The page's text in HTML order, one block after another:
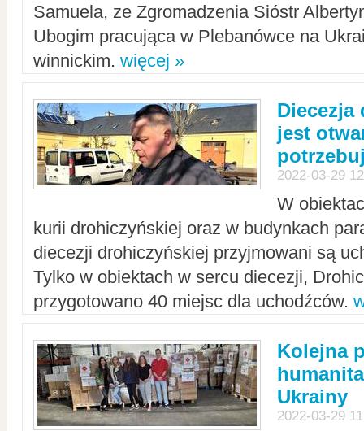
Samuela, ze Zgromadzenia Sióstr
Ubogim pracująca w Plebanówce na
winnickim. więcej »
Diecezja
jest
2022-03-29
W
kurii drohiczyńskiej oraz w budynkach
diecezji drohiczyńskiej przyjmowani są
Tylko w obiektach w sercu diecezji,
przygotowano 40 miejsc dla uchodźców.
Kolejna
Ukrainy
2022-03-29